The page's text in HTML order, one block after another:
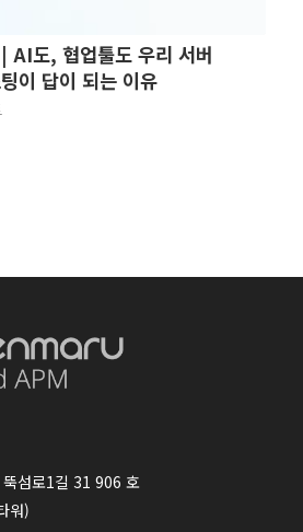
도, 협업툴도 우리 서버
이 답이 되는 이유
섬로1길 31 906 호
워)